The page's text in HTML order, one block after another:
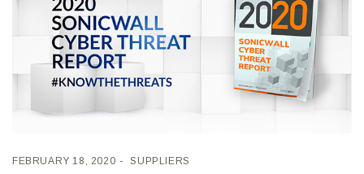
FEBRUARY 18, 2020 SUPPLIERS